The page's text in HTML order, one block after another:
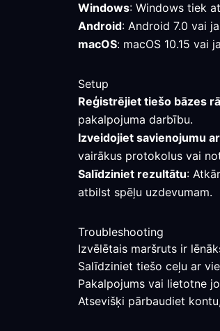
Windows: Windows tiek
Android: Android 7.0 vai
macOS: macOS 10.15 vai
Setup
Reģistrējiet tiešo bāzes
pakalpojuma darbību.
Izveidojiet savienojumu
vairākus protokolus vai
Salīdziniet rezultātu:
atbilst spēļu uzdevumam.
Troubleshooting
Izvēlētais maršruts ir
Salīdziniet tiešo ceļu ar
Pakalpojums vai lietotne
Atsevišķi pārbaudiet